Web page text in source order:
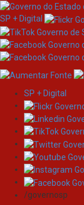
Skip
navigation
SP + Digital
SP + Digital
/governosp
Search
Search: